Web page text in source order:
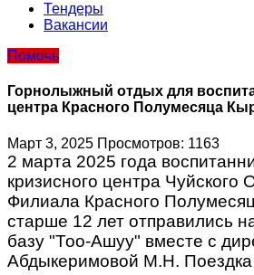
Тендеры
Вакансии
Помочь
Горнолыжный отдых для
центра Красного Полумесяца
Март 3, 2025 Просмотров: 1163
2 марта 2025 года
кризисного центра Чуйского
Филиала Красного
старше 12 лет отправились
базу "Тоо-Ашуу" вместе с
Абдыкеримовой М.Н. Поездка